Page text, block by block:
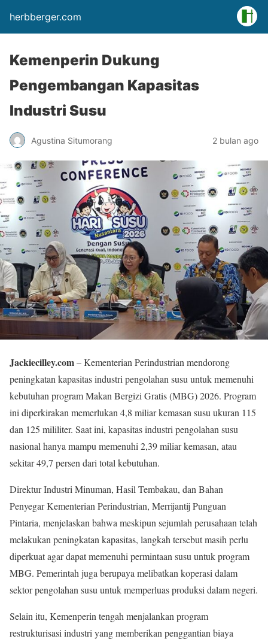
herbberger.com
Kemenperin Dukung
Pengembangan Kapasitas
Industri Susu
Agustina Situmorang 2 bulan ago
Jackiecilley.com– Kementerian Perindustrian mendorong
peningkatan kapasitas industri pengolahan susu untuk memenuhi
kebutuhan program Makan Bergizi Gratis (MBG) 2026. Program
ini diperkirakan memerlukan 4,8 miliar kemasan susu ukuran 115
dan 125 mililiter. Saat ini, kapasitas industri pengolahan susu
nasional hanya mampu memenuhi 2,39 miliar kemasan, atau
sekitar 49,7 persen dari total kebutuhan.
Direktur Industri Minuman, Hasil Tembakau, dan Bahan
Penyegar Kementerian Perindustrian, Merrijantij Punguan
Pintaria, menjelaskan bahwa meskipun sejumlah perusahaan telah
melakukan peningkatan kapasitas, langkah tersebut masih perlu
diperkuat agar dapat memenuhi permintaan susu untuk program
MBG. Pemerintah juga berupaya melibatkan koperasi dalam
sektor pengolahan susu untuk memperluas produksi dalam negeri.
Selain itu, Kemenperin tengah menjalankan program
restrukturisasi industri yang memberikan penggantian biaya